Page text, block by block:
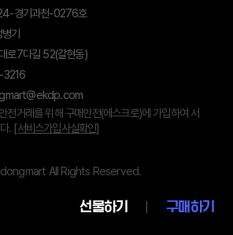
선물하기 구매하기
경기과천-0276호
기
로7다길 52(갈현동)
3216
전거래를 위해 구매안전(에스크로)에 가입하여 서
. [서비스가입사실확인]
All Rights Reserved.